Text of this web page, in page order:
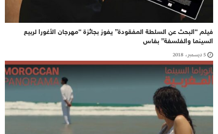
فيلم “البحث عن السلطة المفقودة” يفوز بجائزة “مهرجان الأغورا لربيع
السينما والفلسفة” بفاس‬
5 ديسمبر، 2018